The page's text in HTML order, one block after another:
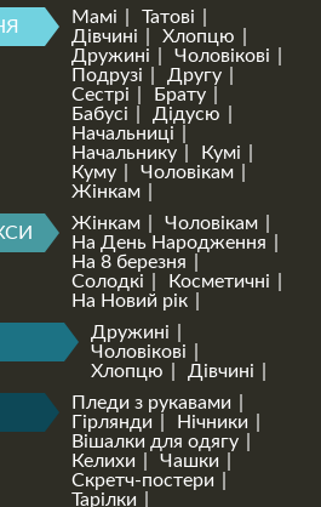
Мамі
Татові
Дівчині
Хлопцю
Дружині
Чоловікові
Подрузі
Другу
Сестрі
Брату
Бабусі
Дідусю
Начальниці
Начальнику
Кумі
Куму
Чоловікам
Жінкам
Жінкам
Чоловікам
На День Народження
На 8 березня
Солодкі
Косметичні
На Новий рік
Дружині
Чоловікові
Хлопцю
Дівчині
Пледи з рукавами
Гірлянди
Нічники
Вішалки для одягу
Келихи
Чашки
Скретч-постери
Тарілки